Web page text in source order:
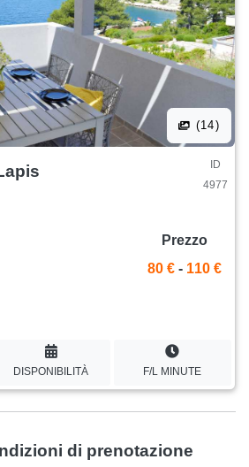
(14)
ID
4977
Prezzo
80 € - 110 €
DISPONIBILITÀ F/L MINUTE
di prenotazione